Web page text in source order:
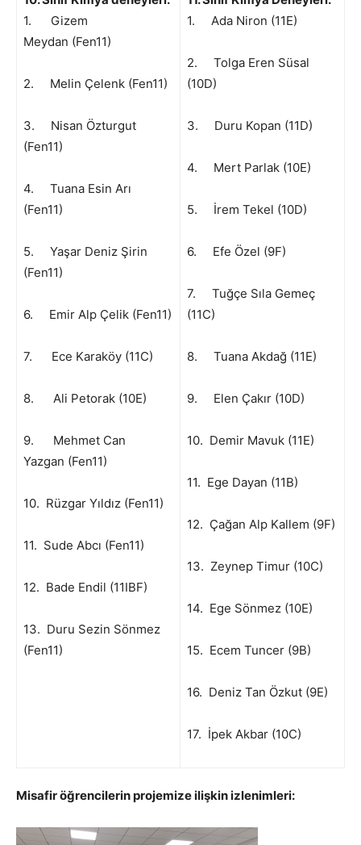
1. Gizem
Meydan (Fen11)
2. Melin Çelenk (Fen11)
3. Nisan Özturgut
(Fen11)
4. Tuana Esin Arı
(Fen11)
5. Yaşar Deniz Şirin
(Fen11)
6. Emir Alp Çelik (Fen11)
7. Ece Karaköy (11C)
8. Ali Petorak (10E)
9. Mehmet Can
Yazgan (Fen11)
10. Rüzgar Yıldız (Fen11)
11. Sude Abcı (Fen11)
12. Bade Endil (11IBF)
13. Duru Sezin Sönmez
(Fen11)
1. Ada Niron (11E)
2. Tolga Eren Süsal
(10D)
3. Duru Kopan (11D)
4. Mert Parlak (10E)
5. İrem Tekel (10D)
6. Efe Özel (9F)
7. Tuğçe Sıla Gemeç
(11C)
8. Tuana Akdağ (11E)
9. Elen Çakır (10D)
10. Demir Mavuk (11E)
11. Ege Dayan (11B)
12. Çağan Alp Kallem (9F)
13. Zeynep Timur (10C)
14. Ege Sönmez (10E)
15. Ecem Tuncer (9B)
16. Deniz Tan Özkut (9E)
17. İpek Akbar (10C)
Misafir öğrencilerin projemize ilişkin izlenimleri: